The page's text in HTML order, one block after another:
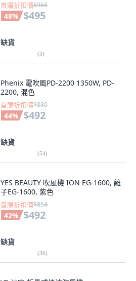
首購折扣價$966
48% $495
缺貨
(3)
Phenix 電吹風PD-2200 1350W, PD-
2200, 混色
首購折扣價$880
44% $492
缺貨
(54)
YES BEAUTY 吹風機 ION EG-1600, 離
子EG-1600, 紫色
首購折扣價$854
42% $492
缺貨
(36)